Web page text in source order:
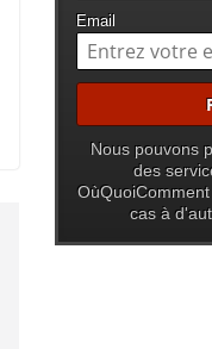
Email
Nous pouvons
des
cas à